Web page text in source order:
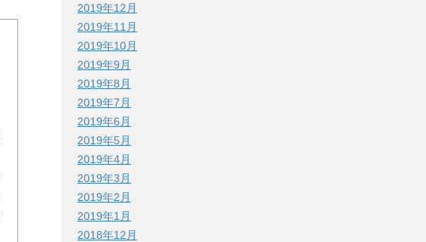
2019年12月
2019年11月
2019年10月
2019年9月
2019年8月
2019年7月
2019年6月
2019年5月
2019年4月
2019年3月
2019年2月
2019年1月
2018年12月